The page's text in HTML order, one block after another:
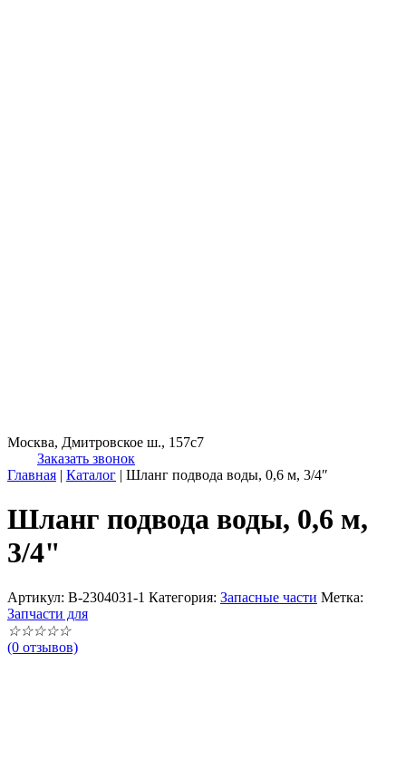
Москва, Дмитровское ш., 157с7
Заказать звонок
Главная | Каталог | Шланг подвода воды, 0,6 м, 3/4″
Шланг подвода воды, 0,6 м,
3/4"
Артикул: B-2304031-1 Категория: Запасные части Метка:
Запчасти для
☆☆☆☆☆
(0 отзывов)